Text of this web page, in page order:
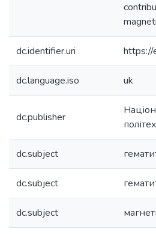
dc.identifier.uri https://
dc.language.iso uk
dc.publisher
dc.subject
dc.subject
dc.subject